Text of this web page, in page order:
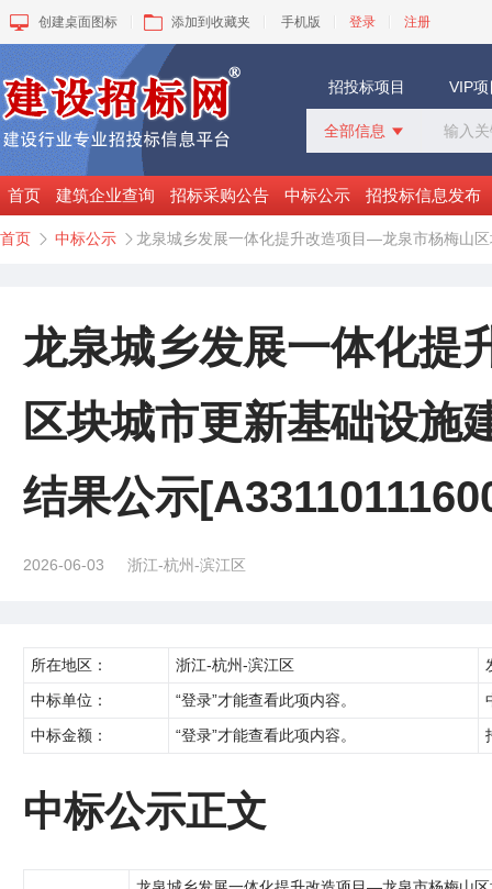
创建桌面图标 添加到收藏夹 手机版 登录 注册
招投标项目 VIP
全部信息 
招标采购
中标公示
变更公告
询价采购
谈判采购
首页 建筑企业查询 招标采购公告 中标公示 招投标信息发布
首页  中标公示  龙泉城乡发展一体化提升改造项目—龙泉市杨梅山
龙泉城乡发展一体化
区块城市更新基础设施
结果公示
2026-06-03 浙江-杭州-滨江区
所在地区： 浙江-杭州-滨江区
中标单位：
“登录”才能查看此项内容。
中标金额：
“登录”才能查看此项内容。
中标公示正文